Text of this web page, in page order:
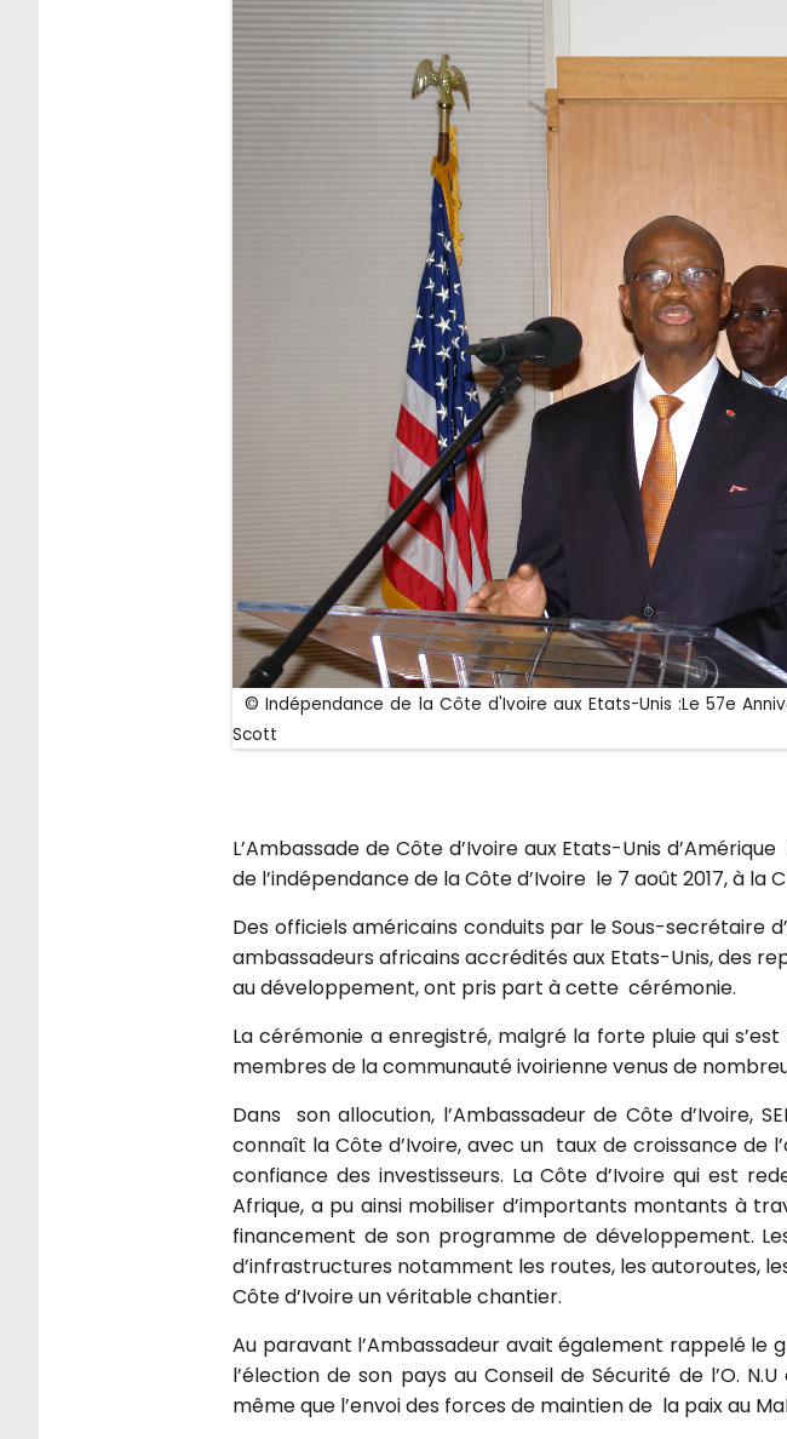
© Indépendance de la Côte d'Ivoire aux Etats-Unis :Le 57e
Scott
L’Ambassade de Côte d’Ivoire aux Etats-Unis
de l’indépendance de la Côte d’Ivoire le 7 août 2017, à la
Des officiels américains conduits par le Sous-secrétaire
ambassadeurs africains accrédités aux Etats-Unis, des
au développement, ont pris part à cette cérémonie.
La cérémonie a enregistré, malgré la forte pluie qui
membres de la communauté ivoirienne venus de
Dans son allocution, l’Ambassadeur de Côte d’Ivoire,
connaît la Côte d’Ivoire, avec un taux de croissance de
confiance des investisseurs. La Côte d’Ivoire qui est
Afrique, a pu ainsi mobiliser d’importants montants à
financement de son programme de développement.
d’infrastructures notamment les routes, les autoroutes,
Côte d’Ivoire un véritable chantier.
Au paravant l’Ambassadeur avait également rappelé le
l’élection de son pays au Conseil de Sécurité de l’O.
même que l’envoi des forces de maintien de la paix au